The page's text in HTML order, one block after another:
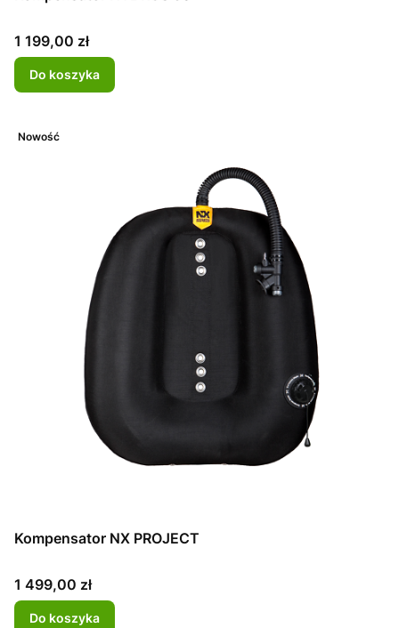
Cena
1 199,00 zł
Do koszyka
Nowość
Kompensator NX PROJECT
Cena
1 499,00 zł
Do koszyka